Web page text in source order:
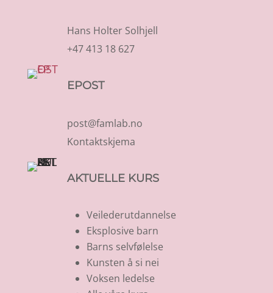
Hans Holter Solhjell
+47 413 18 627
EPOST
post@famlab.no
Kontaktskjema
AKTUELLE KURS
Veilederutdannelse
Eksplosive barn
Barns selvfølelse
Kunsten å si nei
Voksen ledelse